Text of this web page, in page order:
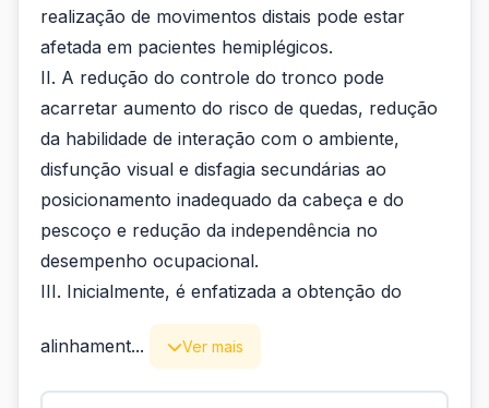
realização de movimentos distais pode estar
afetada em pacientes hemiplégicos.
II. A redução do controle do tronco pode
acarretar aumento do risco de quedas, redução
da habilidade de interação com o ambiente,
disfunção visual e disfagia secundárias ao
posicionamento inadequado da cabeça e do
pescoço e redução da independência no
desempenho ocupacional.
III. Inicialmente, é enfatizada a obtenção do
alinhament... Ver mais